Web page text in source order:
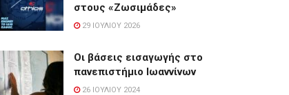
στους «Ζωσιμάδες»
29 ΙΟΥΛΊΟΥ 2026
Οι βάσεις εισαγωγής στο
πανεπιστήμιο Ιωαννίνων
26 ΙΟΥΛΊΟΥ 2024